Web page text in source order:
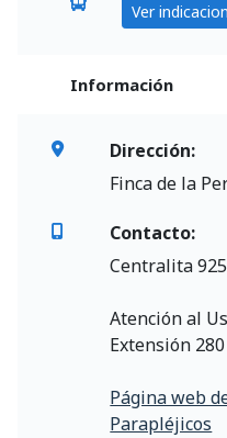
Ver
Información
Dirección:
Finca de la
Contacto:
Centralita
Atención al
Extensión 280
Página web
Parapléjicos